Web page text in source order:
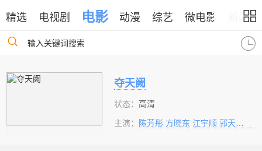
精选 电视剧 电影 动漫 综艺 微电影 新闻
输入关键词搜索
夺天阙
状态：高清
主演： 陈芳彤 方晓东 江宇顺 郭天祺